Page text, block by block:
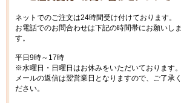
ネットでのご注文は24時間受け付けております。
お電話でのお問合わせは下記の時間帯にお願いしま
す。
平日9時～17時
※水曜日・日曜日はお休みをいただいております。
メールの返信は翌営業日となりますので、ご了承く
ださい。